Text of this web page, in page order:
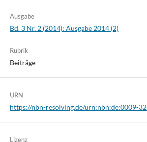
Ausgabe
Bd. 3 Nr. 2 (2014): Ausgabe 2014 (2)
Rubrik
Beiträge
URN
https://nbn-resolving.de/urn:nbn:de:0009-
Lizenz